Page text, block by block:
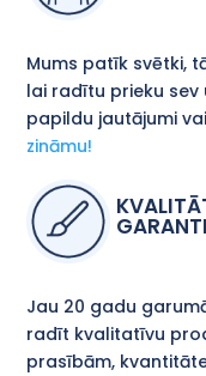
Mums patīk svētki,
lai radītu prieku sev
papildu jautājumi
zināmu!
Jau 20 gadu
radīt kvalitatīvu
prasībām,